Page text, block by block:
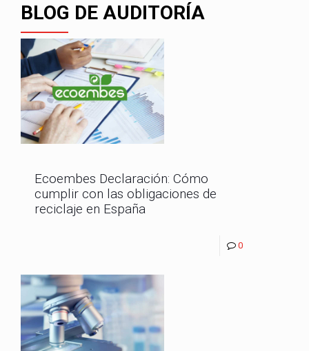
BLOG DE AUDITORÍA
Ecoembes Declaración: Cómo
cumplir con las obligaciones de
reciclaje en España
0